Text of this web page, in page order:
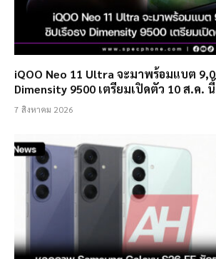
iQOO Neo 11 Ultra จะมาพร้อมแบต
Dimensity 9500 เตรียมเปิดตัว 10 ส.ค. นี้
7 สิงหาคม 2026